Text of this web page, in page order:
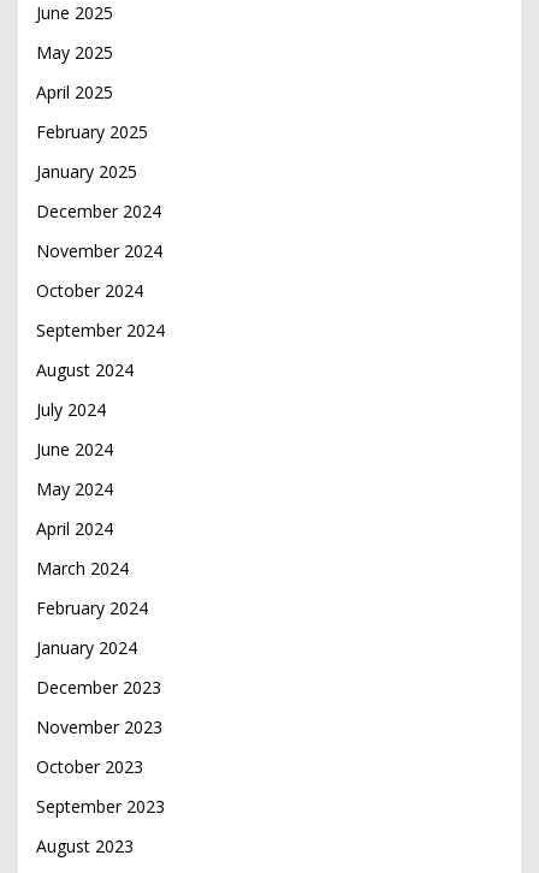
June 2025
May 2025
April 2025
February 2025
January 2025
December 2024
November 2024
October 2024
September 2024
August 2024
July 2024
June 2024
May 2024
April 2024
March 2024
February 2024
January 2024
December 2023
November 2023
October 2023
September 2023
August 2023